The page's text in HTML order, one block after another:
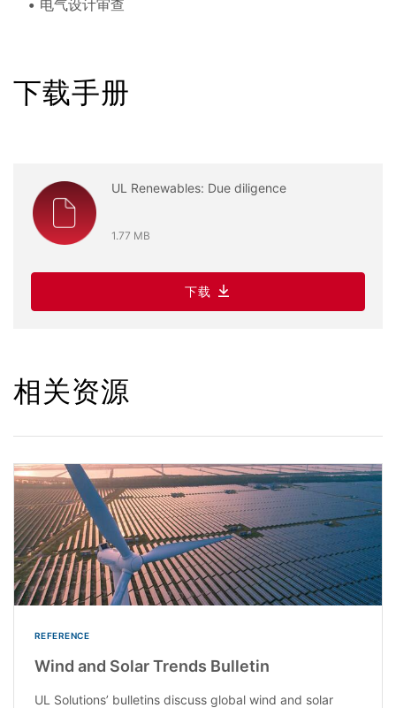
电气设计审查
下载手册
UL Renewables: Due diligence
1.77 MB
下载
相关资源
REFERENCE
Wind and Solar Trends Bulletin
UL Solutions’ bulletins discuss global wind and solar